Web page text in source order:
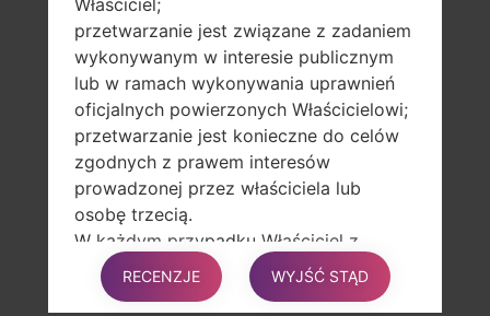
LG G6G600K
LG G6G600KP
LG G6G600KR
LG G6G600L
LG G6G600LP
LG G6G600LR
LG G6G600S
LG G6G600SP
LG G6G600SR
LG G6US997
LG G6VS988
przetwarzanie jest związane z zadaniem
wykonywanym w interesie publicznym
lub w ramach wykonywania uprawnień
oficjalnych powierzonych Właścicielowi;
przetwarzanie jest konieczne do celów
zgodnych z prawem interesów
prowadzonej przez właściciela lub
osobę trzecią.
W każdym przypadku Właściciel z
przyjemnością pomoże wyjaśnić
konkretną podstawę prawną, która ma
RECENZJE WYJŚĆ STĄD